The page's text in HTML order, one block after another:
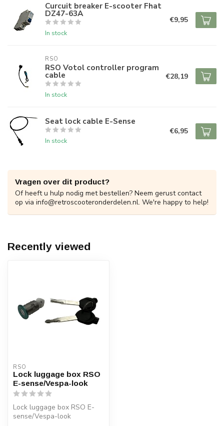
Curcuit breaker E-scooter Fhat
DZ47-63A
In stock
€9,95
RSO
RSO Votol controller program
cable
In stock
€28,19
Seat lock cable E-Sense
In stock
€6,95
Vragen over dit product?
Of heeft u hulp nodig met bestellen? Neem gerust contact
op via info@retroscooteronderdelen.nl. We're happy to help!
Recently viewed
RSO
Lock luggage box RSO
E-sense/Vespa-look
Lock luggage box RSO E-
sense/Vespa-look